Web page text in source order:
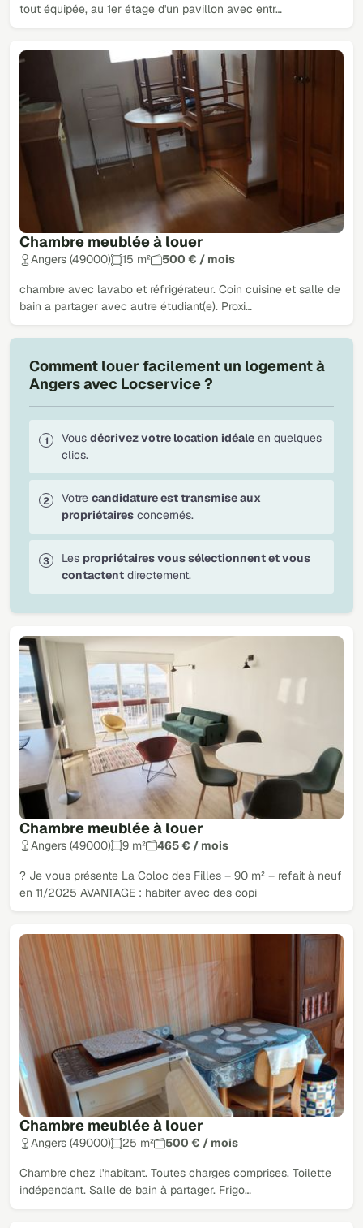
tout équipée, au 1er étage d'un pavillon avec entr…
Chambre meublée à louer
Angers (49000) 15 m² 500 € / mois
chambre avec lavabo et réfrigérateur. Coin cuisine et salle de
bain a partager avec autre étudiant(e). Proxi…
Chambre meublée à louer
Angers (49000) 9 m² 465 € / mois
? Je vous présente La Coloc des Filles – 90 m² – refait à neuf
en 11/2025 AVANTAGE : habiter avec des copi
Chambre meublée à louer
Angers (49000) 25 m² 500 € / mois
Chambre chez l'habitant. Toutes charges comprises. Toilette
indépendant. Salle de bain à partager. Frigo…
Comment louer facilement un logement à
Angers avec Locservice ?
Vous décrivez votre location idéale en quelques
clics.
Votre candidature est transmise aux
propriétaires concernés.
Les propriétaires vous sélectionnent et vous
contactent directement.